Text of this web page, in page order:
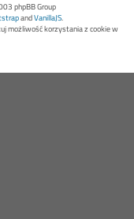
phpBB Group
andVanillaJS.
możliwość korzystania z cookie w